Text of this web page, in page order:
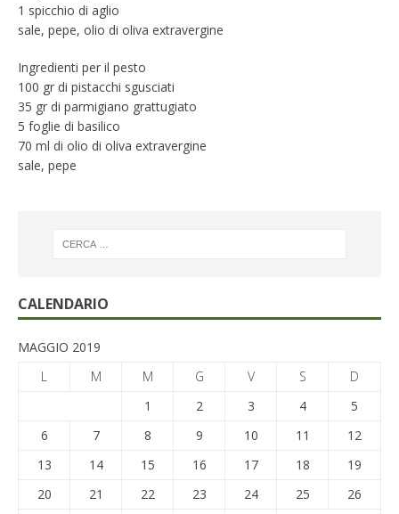
1 spicchio di aglio
sale, pepe, olio di oliva extravergine
Ingredienti per il pesto
100 gr di pistacchi sgusciati
35 gr di parmigiano grattugiato
5 foglie di basilico
70 ml di olio di oliva extravergine
sale, pepe
CALENDARIO
MAGGIO 2019
L
M M G V S
D
1
2 3 4
5
6
7 8 9 10 11
12
13
14 15 16 17 18
19
20
21 22 23 24 25
26